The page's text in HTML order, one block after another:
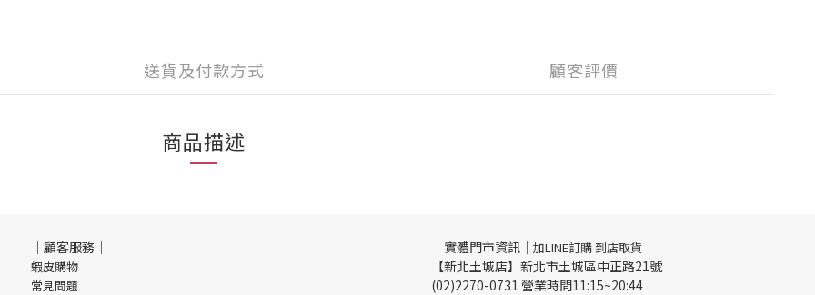
送貨及付款方式 顧客評價
商品描述
｜顧客服務｜
蝦皮購物
常見問題
｜實體門市資訊｜ 加LINE訂購 到店取貨
【新北土城店】新北市土城區中正路21號
(02)2270-0731 營業時間11:15~20:44